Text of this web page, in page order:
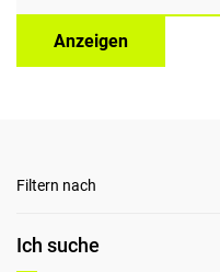
Anzeigen
Filtern nach
Ich suche